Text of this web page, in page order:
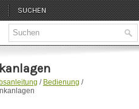
SUCHEN
/ Bedienung /